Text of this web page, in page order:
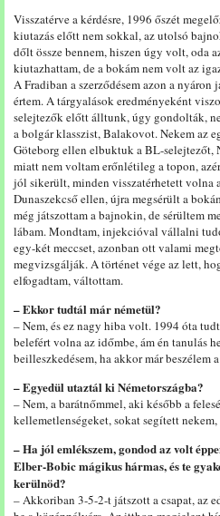
Visszatérve a kérdésre, 1996 őszét
kiutazás előtt nem sokkal, az utolsó
dőlt össze bennem, hiszen úgy volt, oda
kiutazhattam, de a bokám nem volt az
A Fradiban a szerződésem azon a
értem. A tárgyalások eredményeként
selejtezők előtt álltunk, úgy gondolták,
a bolgár klasszist, Balakovot. Nekem az
Göteborg ellen elbuktuk a BL-selejtezőt,
miatt nem voltam erőnlétileg a topon,
jól sikerült, minden visszatérhetett volna
Dunaszekcső ellen, újra megsérült a
még játszottam a bajnokin, de sérültem
lábam. Mondtam, injekcióval vállalni
egy-két meccset, azonban ott valami
megvizsgálják. A történet vége az lett,
elfogadtam, váltottam.
– Ekkor tudtál már németül?
– Nem, és ez nagy hiba volt. 1994 óta
belefért volna az időmbe, ám én tanulás
beilleszkedésem, ha akkor már beszélem
– Egyedül utaztál ki Németországba?
– Nem, a barátnőmmel, aki később a
kellemetlenségeket, sokat segített
– Ha jól emlékszem, gondod az volt
Elber-Bobic mágikus hármas, és te
kerülnöd?
– Akkoriban 3-5-2-t játszott a csapat, az